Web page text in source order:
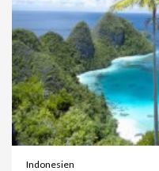
Indonesien